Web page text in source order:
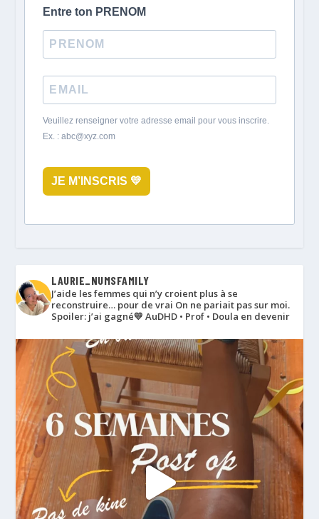
Entre ton PRENOM
Veuillez renseigner votre adresse email pour vous inscrire.
Ex. : abc@xyz.com
JE M’INSCRIS 💛
LAURIE_NUMSFAMILY
J’aide les femmes qui n’y croient plus à se
reconstruire… pour de vrai On ne pariait pas sur moi.
Spoiler: j’ai gagné💛 AuDHD • Prof • Doula en devenir